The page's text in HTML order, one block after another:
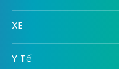
XE
Y Tế